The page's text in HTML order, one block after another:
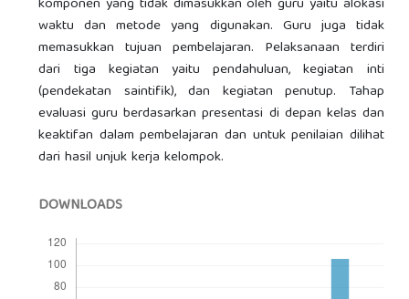
waktu dan metode yang digunakan. Guru juga tidak
memasukkan tujuan pembelajaran. Pelaksanaan terdiri
dari tiga kegiatan yaitu pendahuluan, kegiatan inti
(pendekatan saintifik), dan kegiatan penutup. Tahap
evaluasi guru berdasarkan presentasi di depan kelas dan
keaktifan dalam pembelajaran dan untuk penilaian dilihat
dari hasil unjuk kerja kelompok.
DOWNLOADS